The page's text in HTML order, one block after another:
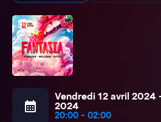
calendar_month
Vendredi 12 avril 2024
2024
20:00 - 02:00